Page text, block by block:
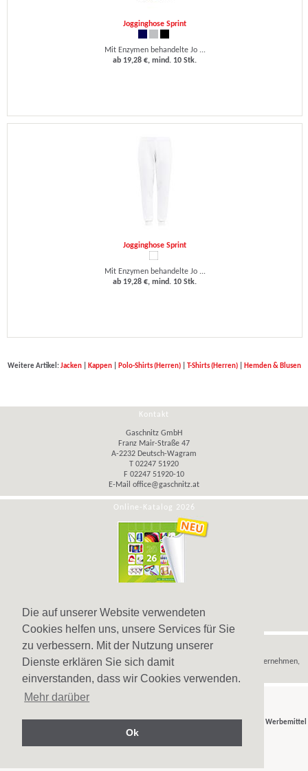
Die auf unserer Website verwendeten
Cookies helfen uns, unsere Services für Sie
zu verbessern. Mit der Nutzung unserer
Dienste erklären Sie sich damit
einverstanden, dass wir Cookies verwenden.
Mehr darüber
Ok
Jogginghose Sprint
Mit Enzymen behandelte Jo ...
ab 19,28 €, mind. 10 Stk.
Jogginghose Sprint
Mit Enzymen behandelte Jo ...
ab 19,28 €, mind. 10 Stk.
Weitere Artikel:Jacken| Kappen| Polo-Shirts (Herren)| T-Shirts (Herren)| Hemden & Blusen
Kontakt
Gaschnitz GmbH
Franz Mair-Straße 47
A-2232 Deutsch-Wagram
T 02247 51920
F 02247 51920-10
E-Mail office@gaschnitz.at
Online-Katalog 2026
Hinweis
Wir verkaufenWerbeartikel ,Werbegeschenkeund
nur an Unternehmen,
Werbemittel
in Wien, Österreich.